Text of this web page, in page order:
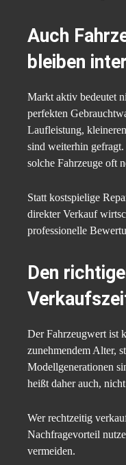
Auch
bleiben
Markt aktiv bedeutet
perfekten
Laufleistung,
sind weiterhin
solche Fahrzeuge oft
Statt kostspielige
direkter Verkauf
professionelle
Den
Der Fahrzeugwert ist
zunehmendem Alter,
Modellgenerationen
heißt daher auch,
Wer rechtzeitig
Nachfragevorteil
vermeiden.